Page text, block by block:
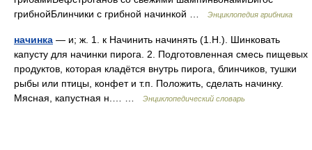
грибнойБлинчики с грибной начинкой …
Энциклопедия грибника
начинка — и; ж. 1. к Начинить начинять (1.Н.). Шинковать
капусту для начинки пирога. 2. Подготовленная смесь пищевых
продуктов, которая кладётся внутрь пирога, блинчиков, тушки
рыбы или птицы, конфет и т.п. Положить, сделать начинку.
Мясная, капустная н.… …
Энциклопедический словарь